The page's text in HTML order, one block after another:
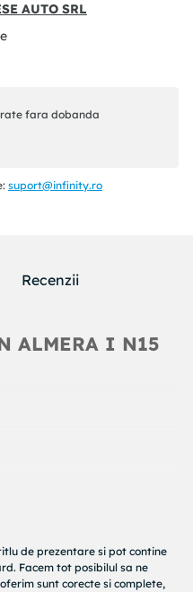
AUTO SRL
fara dobanda
suport@infinity.ro
Recenzii
ALMERA I N15
de prezentare si pot contine
Facem tot posibilul sa ne
sunt corecte si complete,